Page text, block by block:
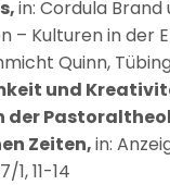
in: Cordula Brand
– Kulturen in der
Quinn,
und
der
Zeiten,in:
1, 11-14